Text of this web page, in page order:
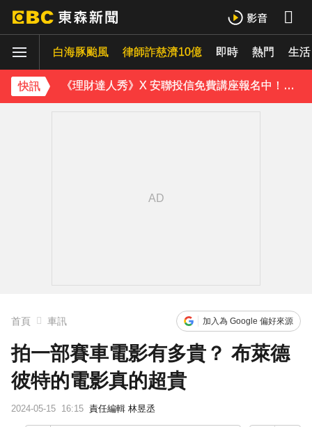
白海豚颱風 律師詐慈濟10億 即時 熱門 生活
快訊
下載東森App，隨時掌握天下大小事！
《理財達人秀》X 安聯投信免費講座報名中！搶先卡位 2027
下載東森App，隨時掌握天下大小事！
首頁 車訊 加入為 Google 偏好來源
拍一部賽車電影有多貴？ 布萊德
彼特的電影真的超貴
2024-05-15 16:15 責任編輯 林昱丞